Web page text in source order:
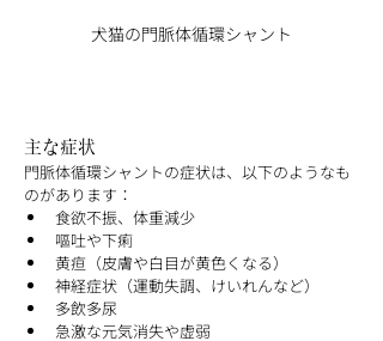
犬猫の門脈体循環シャント
主な症状
門脈体循環シャントの症状は、以下のようなも
のがあります：
食欲不振、体重減少
嘔吐や下痢
黄疸（皮膚や白目が黄色くなる）
神経症状（運動失調、けいれんなど）
多飲多尿
急激な元気消失や虚弱